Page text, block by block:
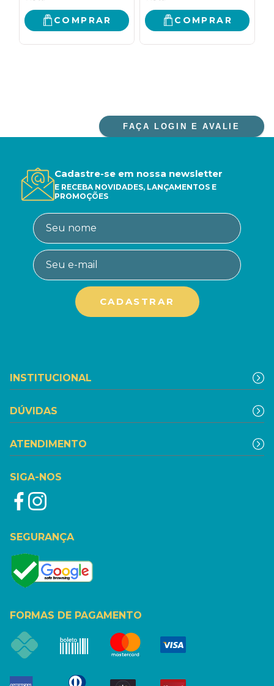
BIBLIOTECÁRIA DOS
LIVROS QUEIMADOS"
COMPRAR COMPRAR
FAÇA LOGIN E AVALIE
Cadastre-se em nossa newsletter
E RECEBA NOVIDADES, LANÇAMENTOS E
PROMOÇÕES
INSTITUCIONAL
DÚVIDAS
ATENDIMENTO
SIGA-NOS
SEGURANÇA
FORMAS DE PAGAMENTO